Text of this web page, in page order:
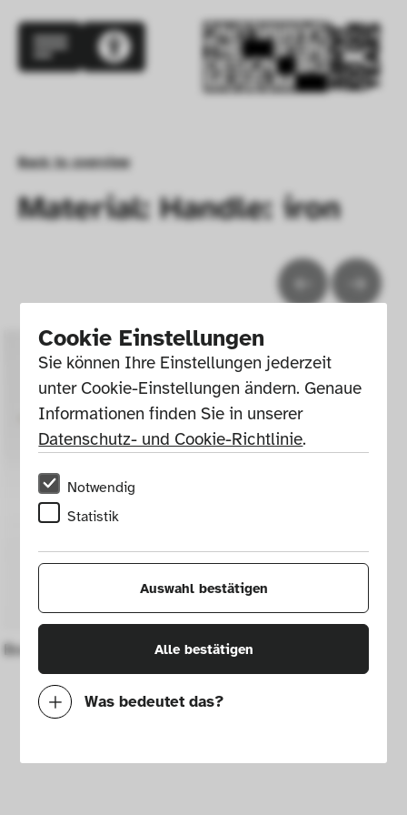
Cookie Einstellungen
Sie können Ihre Einstellungen jederzeit
unter Cookie-Einstellungen ändern. Genaue
Informationen finden Sie in unserer
Datenschutz- und Cookie-Richtlinie.
Notwendig
Statistik
Auswahl bestätigen
Alle bestätigen
Was bedeutet das?
Mit diesen Cookies können wir durch
Back to overview
Material: Handle: iron
Bonsai water jug